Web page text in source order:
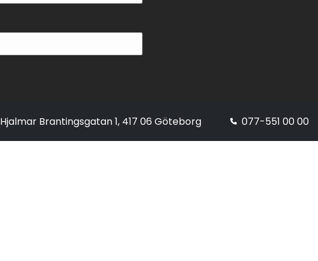
Hjalmar Brantingsgatan 1, 417 06 Göteborg 077-551 00 00